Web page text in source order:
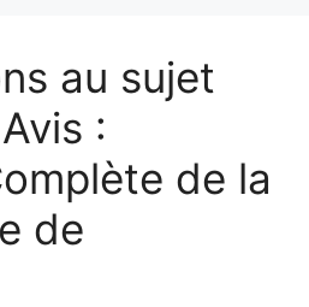
au sujet
:
de la
de